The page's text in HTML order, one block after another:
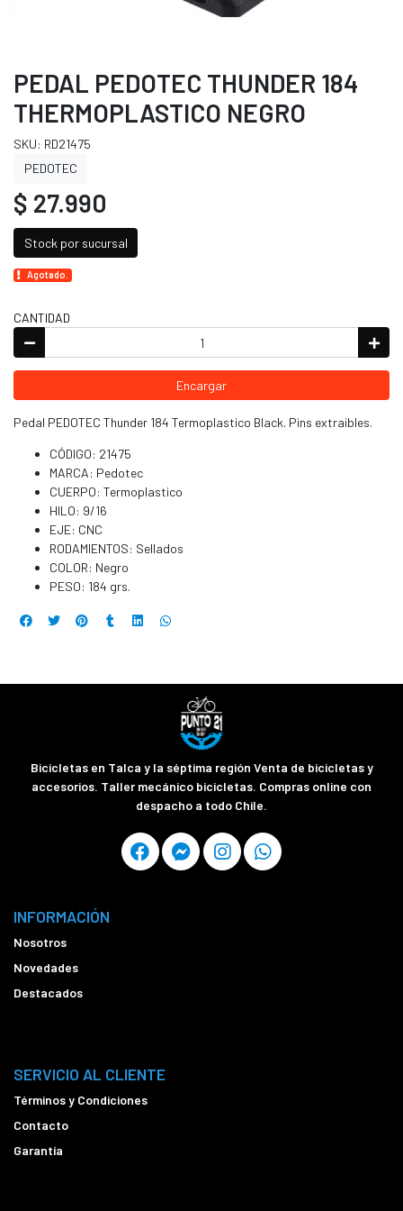
PEDAL PEDOTEC THUNDER 184
THERMOPLASTICO NEGRO
SKU: RD21475
PEDOTEC
$ 27.990
Stock por sucursal
Agotado.
CANTIDAD
Encargar
Pedal PEDOTEC Thunder 184 Termoplastico Black. Pins extraibles.
CÓDIGO: 21475
MARCA: Pedotec
CUERPO: Termoplastico
HILO: 9/16
EJE: CNC
RODAMIENTOS: Sellados
COLOR: Negro
PESO: 184 grs.
Bicicletas en Talca y la séptima región Venta de bicicletas y
accesorios. Taller mecánico bicicletas. Compras online con
despacho a todo Chile.
INFORMACIÓN
Nosotros
Novedades
Destacados
SERVICIO AL CLIENTE
Términos y Condiciones
Contacto
Garantía